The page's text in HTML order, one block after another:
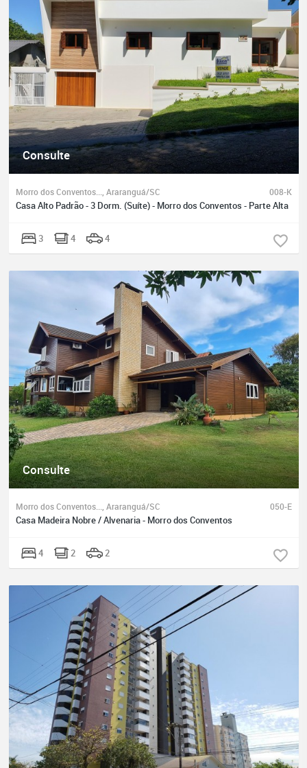
Consulte
Morro dos Conventos..., Araranguá/SC 008-K
Casa Alto Padrão - 3 Dorm. (Suíte) - Morro dos Conventos - Parte Alta
3 4 4
Consulte
Morro dos Conventos..., Araranguá/SC 050-E
Casa Madeira Nobre / Alvenaria - Morro dos Conventos
4 2 2